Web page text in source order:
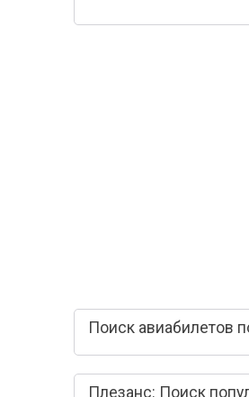
Поиск авиабилетов
Плезанс: Поиск